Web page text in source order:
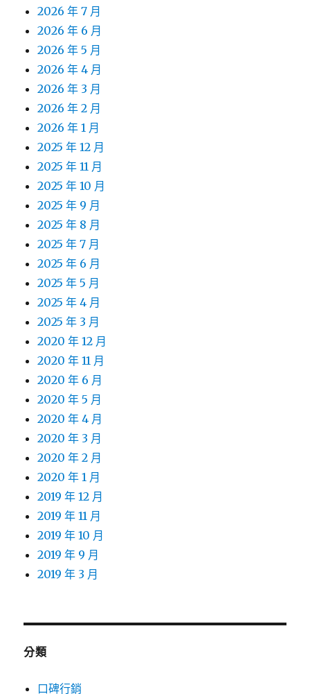
2026 年 7 月
2026 年 6 月
2026 年 5 月
2026 年 4 月
2026 年 3 月
2026 年 2 月
2026 年 1 月
2025 年 12 月
2025 年 11 月
2025 年 10 月
2025 年 9 月
2025 年 8 月
2025 年 7 月
2025 年 6 月
2025 年 5 月
2025 年 4 月
2025 年 3 月
2020 年 12 月
2020 年 11 月
2020 年 6 月
2020 年 5 月
2020 年 4 月
2020 年 3 月
2020 年 2 月
2020 年 1 月
2019 年 12 月
2019 年 11 月
2019 年 10 月
2019 年 9 月
2019 年 3 月
分類
口碑行銷